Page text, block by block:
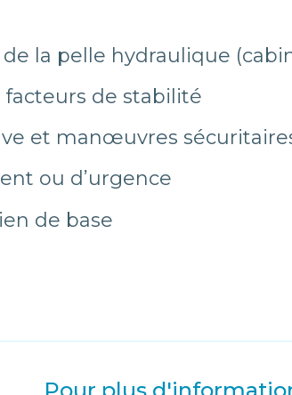
la pelle hydraulique
facteurs de stabilité
et manœuvres
ou d’urgence
de base